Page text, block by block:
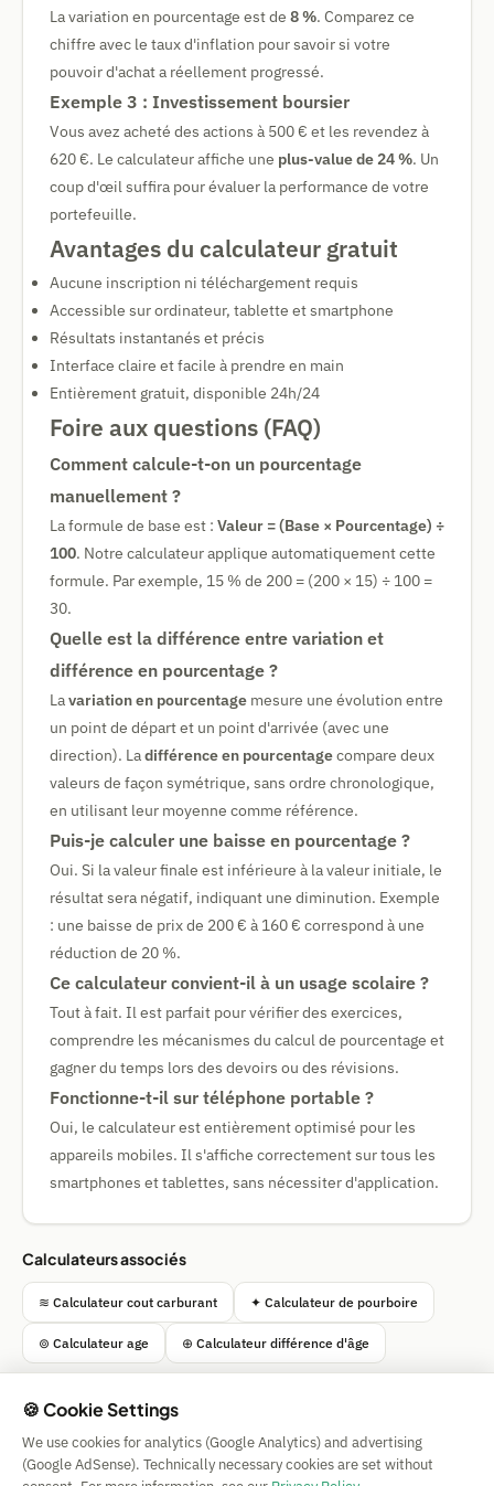
La variation en pourcentage est de 8 %. Comparez ce
chiffre avec le taux d'inflation pour savoir si votre
pouvoir d'achat a réellement progressé.
Exemple 3 : Investissement boursier
Vous avez acheté des actions à 500 € et les revendez à
620 €. Le calculateur affiche une plus-value de 24 %. Un
coup d'œil suffira pour évaluer la performance de votre
portefeuille.
Avantages du calculateur gratuit
Aucune inscription ni téléchargement requis
Accessible sur ordinateur, tablette et smartphone
Résultats instantanés et précis
Interface claire et facile à prendre en main
Entièrement gratuit, disponible 24h/24
Foire aux questions (FAQ)
Comment calcule-t-on un pourcentage
manuellement ?
La formule de base est : Valeur = (Base × Pourcentage) ÷
100. Notre calculateur applique automatiquement cette
formule. Par exemple, 15 % de 200 = (200 × 15) ÷ 100 =
30.
Quelle est la différence entre variation et
différence en pourcentage ?
Lavariation en pourcentage mesure une évolution entre
un point de départ et un point d'arrivée (avec une
direction). Ladifférence en pourcentagecompare deux
valeurs de façon symétrique, sans ordre chronologique,
en utilisant leur moyenne comme référence.
Puis-je calculer une baisse en pourcentage ?
Oui. Si la valeur finale est inférieure à la valeur initiale, le
résultat sera négatif, indiquant une diminution. Exemple
: une baisse de prix de 200 € à 160 € correspond à une
réduction de 20 %.
Ce calculateur convient-il à un usage scolaire ?
Tout à fait. Il est parfait pour vérifier des exercices,
comprendre les mécanismes du calcul de pourcentage et
gagner du temps lors des devoirs ou des révisions.
Fonctionne-t-il sur téléphone portable ?
Oui, le calculateur est entièrement optimisé pour les
appareils mobiles. Il s'affiche correctement sur tous les
smartphones et tablettes, sans nécessiter d'application.
Calculateurs associés
≋ Calculateur cout carburant ✦ Calculateur de pourboire
⊚ Calculateur age ⊕ Calculateur différence d'âge
Simple Calculator
Impressum
| Privacy | Terms | 🍪 Cookies
🍪 Cookie Settings
We use cookies for analytics (Google Analytics) and advertising
(Google AdSense). Technically necessary cookies are set without